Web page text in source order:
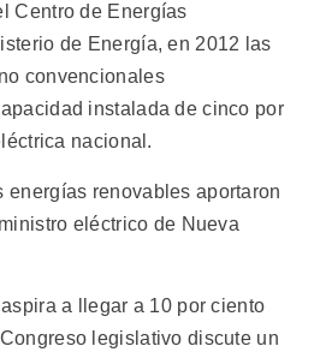
Centro de Energías
de Energía, en 2012 las
convencionales
instalada de cinco por
nacional.
energías renovables aportaron
eléctrico de Nueva
a llegar a 10 por ciento
legislativo discute un